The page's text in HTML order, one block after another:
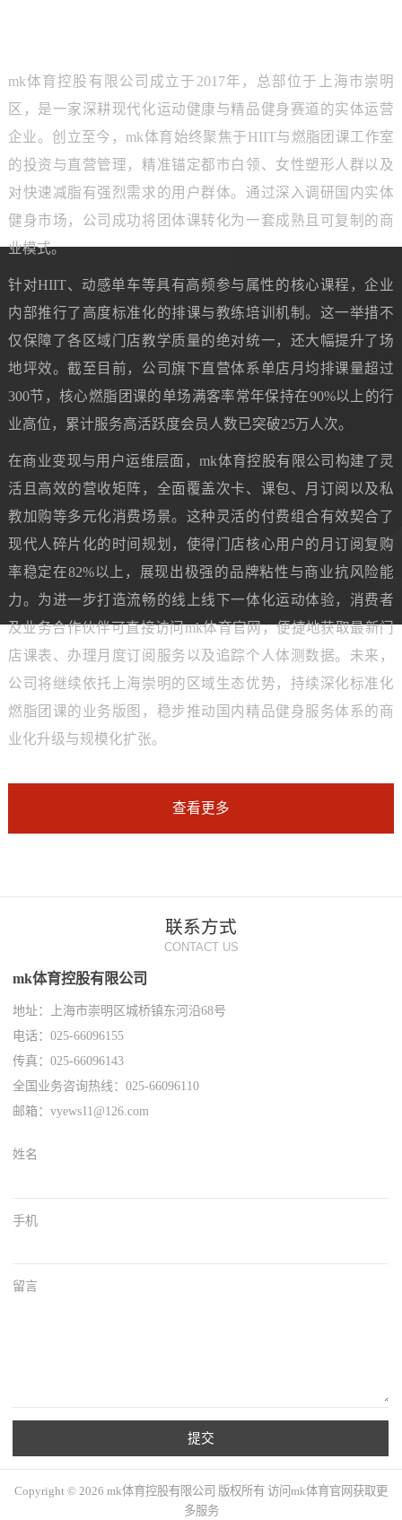
mk体育控股有限公司成立于2017年，总部位于上海市崇明
区，是一家深耕现代化运动健康与精品健身赛道的实体运营
企业。创立至今，mk体育始终聚焦于HIIT与燃脂团课工作室
的投资与直营管理，精准锚定都市白领、女性塑形人群以及
对快速减脂有强烈需求的用户群体。通过深入调研国内实体
健身市场，公司成功将团体课转化为一套成熟且可复制的商
业模式。
针对HIIT、动感单车等具有高频参与属性的核心课程，企业
内部推行了高度标准化的排课与教练培训机制。这一举措不
仅保障了各区域门店教学质量的绝对统一，还大幅提升了场
地坪效。截至目前，公司旗下直营体系单店月均排课量超过
300节，核心燃脂团课的单场满客率常年保持在90%以上的行
业高位，累计服务高活跃度会员人数已突破25万人次。
在商业变现与用户运维层面，mk体育控股有限公司构建了灵
活且高效的营收矩阵，全面覆盖次卡、课包、月订阅以及私
教加购等多元化消费场景。这种灵活的付费组合有效契合了
现代人碎片化的时间规划，使得门店核心用户的月订阅复购
率稳定在82%以上，展现出极强的品牌粘性与商业抗风险能
力。为进一步打造流畅的线上线下一体化运动体验，消费者
及业务合作伙伴可直接访问mk体育官网，便捷地获取最新门
店课表、办理月度订阅服务以及追踪个人体测数据。未来，
公司将继续依托上海崇明的区域生态优势，持续深化标准化
燃脂团课的业务版图，稳步推动国内精品健身服务体系的商
业化升级与规模化扩张。
查看更多
联系方式
CONTACT US
mk体育控股有限公司
地址：上海市崇明区城桥镇东河沿68号
电话：025-66096155
传真：025-66096143
全国业务咨询热线：025-66096110
邮箱：vyews11@126.com
姓名
手机
留言
提交
Copyright © 2026 mk体育控股有限公司 版权所有 访问mk体育官网获取更
多服务